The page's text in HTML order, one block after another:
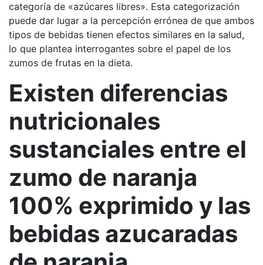
categoría de «azúcares libres». Esta categorización
puede dar lugar a la percepción errónea de que ambos
tipos de bebidas tienen efectos similares en la salud,
lo que plantea interrogantes sobre el papel de los
zumos de frutas en la dieta.
Existen diferencias
nutricionales
sustanciales entre el
zumo de naranja
100% exprimido y las
bebidas azucaradas